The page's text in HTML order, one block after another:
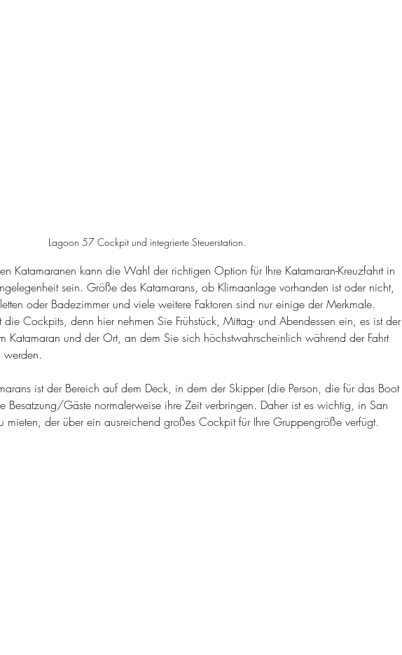
Lagoon 57 Cockpit und integrierte Steuerstation.
Katamaranen kann die Wahl der richtigen Option für Ihre Katamaran-Kreuzfahrt in
sein. Größe des Katamarans, ob Klimaanlage vorhanden ist oder nicht,
oder Badezimmer und viele weitere Faktoren sind nur einige der Merkmale.
die Cockpits, denn hier nehmen Sie Frühstück, Mittag- und Abendessen ein, es ist der
Katamaran und der Ort, an dem Sie sich höchstwahrscheinlich während der Fahrt
werden.
ist der Bereich auf dem Deck, in dem der Skipper (die Person, die für das Boot
Besatzung/Gäste normalerweise ihre Zeit verbringen. Daher ist es wichtig, in San
mieten, der über ein ausreichend großes Cockpit für Ihre Gruppengröße verfügt.